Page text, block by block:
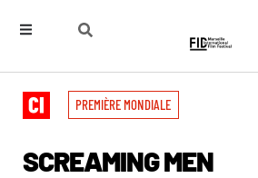
PREMIÈRE MONDIALE
SCREAMING MEN